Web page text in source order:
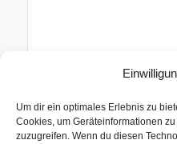
Um dir ein optimales Erlebnis zu
Cookies, um Geräteinformationen
zuzugreifen. Wenn du diesen